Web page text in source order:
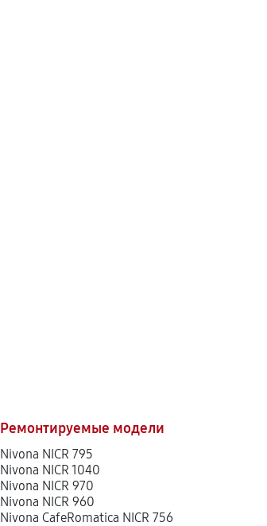
Ремонтируемые модели
Nivona NICR 795
Nivona NICR 1040
Nivona NICR 970
Nivona NICR 960
Nivona CafeRomatica NICR 756